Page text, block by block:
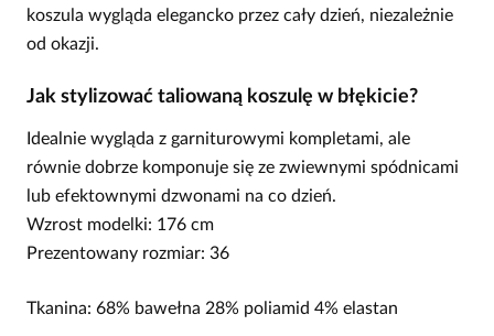
koszula wygląda elegancko przez cały dzień, niezależnie
od okazji.
Jak stylizować taliowaną koszulę w błękicie?
Idealnie wygląda z garniturowymi kompletami, ale
równie dobrze komponuje się ze zwiewnymi spódnicami
lub efektownymi dzwonami na co dzień.
Wzrost modelki: 176 cm
Prezentowany rozmiar: 36
Tkanina: 68% bawełna 28% poliamid 4% elastan